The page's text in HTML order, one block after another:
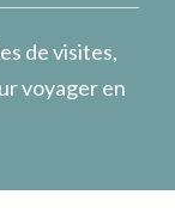
de visites,
voyager en